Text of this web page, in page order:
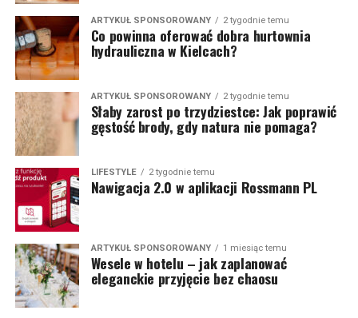
ARTYKUŁ SPONSOROWANY 2 tygodnie temu
Co powinna oferować dobra hurtownia
hydrauliczna w Kielcach?
ARTYKUŁ SPONSOROWANY 2 tygodnie temu
Słaby zarost po trzydziestce: Jak poprawić
gęstość brody, gdy natura nie pomaga?
LIFESTYLE 2 tygodnie temu
Nawigacja 2.0 w aplikacji Rossmann PL
ARTYKUŁ SPONSOROWANY 1 miesiąc temu
Wesele w hotelu – jak zaplanować
eleganckie przyjęcie bez chaosu